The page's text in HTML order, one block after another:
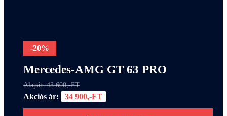
-20%
Mercedes-AMG GT 63 PRO
Alapár: 43 600,-FT
Akciós ár: 34 900,-FT